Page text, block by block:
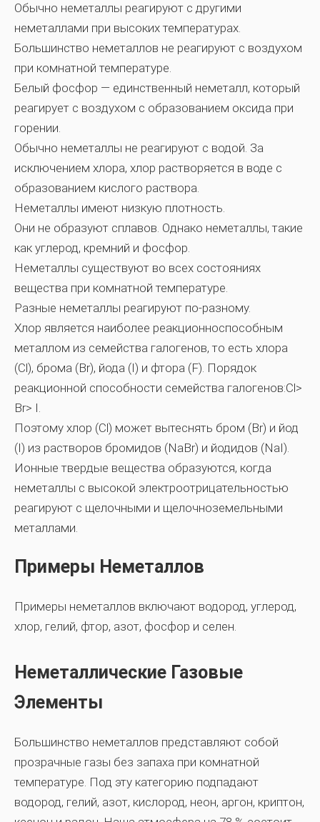
Обычно неметаллы реагируют с другими
неметаллами при высоких температурах.
Большинство неметаллов не реагируют с воздухом
при комнатной температуре.
Белый фосфор — единственный неметалл, который
реагирует с воздухом с образованием оксида при
горении.
Обычно неметаллы не реагируют с водой. За
исключением хлора, хлор растворяется в воде с
образованием кислого раствора.
Неметаллы имеют низкую плотность.
Они не образуют сплавов. Однако неметаллы, такие
как углерод, кремний и фосфор.
Неметаллы существуют во всех состояниях
вещества при комнатной температуре.
Разные неметаллы реагируют по-разному.
Хлор является наиболее реакционноспособным
металлом из семейства галогенов, то есть хлора
(Cl), брома (Br), йода (I) и фтора (F). Порядок
реакционной способности семейства галогенов:Cl>
Br> I.
Поэтому хлор (Cl) может вытеснять бром (Br) и йод
(I) из растворов бромидов (NaBr) и йодидов (NaI).
Ионные твердые вещества образуются, когда
неметаллы с высокой электроотрицательностью
реагируют с щелочными и щелочноземельными
металлами.
Примеры Неметаллов
Примеры неметаллов включают водород, углерод,
хлор, гелий, фтор, азот, фосфор и селен.
Неметаллические Газовые
Элементы
Большинство неметаллов представляют собой
прозрачные газы без запаха при комнатной
температуре. Под эту категорию подпадают
водород, гелий, азот, кислород, неон, аргон, криптон,